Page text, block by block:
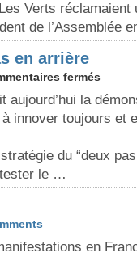
Verts réclamaient
de l’Assemblée
en arrière
fermés
aujourd’hui la
innover toujours et
du “deux
le …
en